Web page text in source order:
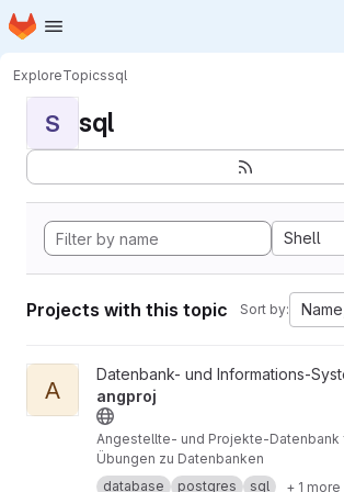
Skip to main content
Homepage
ExploreTopicssql
S sql
Shell
Projects with this topic Sort by:
View angproj project
A
Datenbank- und Informations-
angproj
Angestellte- und Projekte-Datenbank
Übungen zu Datenbanken
database
postgres sql + 1 more